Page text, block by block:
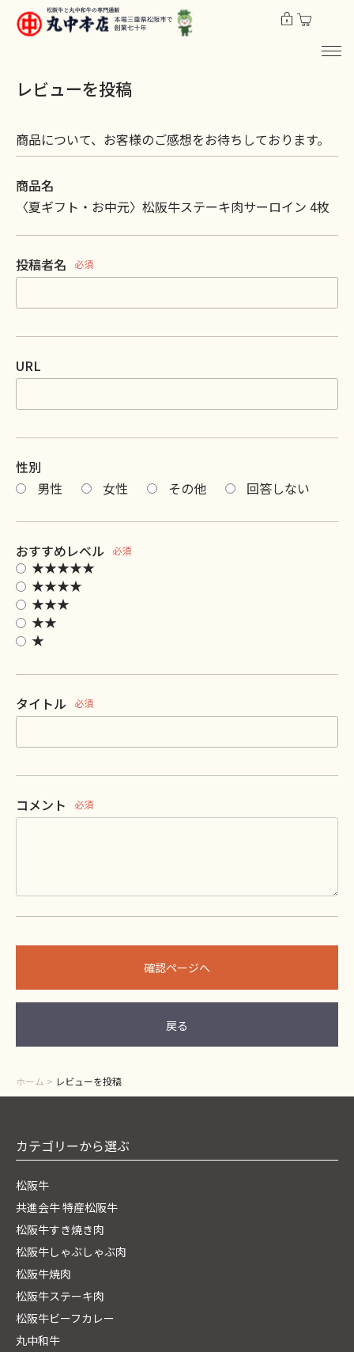
レビューを投稿
商品について、お客様のご感想をお待ちしております。
商品名
〈夏ギフト・お中元〉松阪牛ステーキ肉サーロイン 4枚
投稿者名 必須
URL
性別
男性
女性 その他 回答しない
おすすめレベル 必須
★★★★★
★★★★
★★★
★★
★
タイトル 必須
コメント 必須
確認ページへ
戻る
ホーム > レビューを投稿
カテゴリーから選ぶ
松阪牛
共進会牛 特産松阪牛
松阪牛すき焼き肉
松阪牛しゃぶしゃぶ肉
松阪牛焼肉
松阪牛ステーキ肉
松阪牛ビーフカレー
丸中和牛